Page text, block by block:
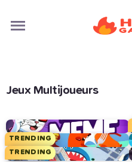
Jeux Multijoueurs
TRENDING
TRENDING